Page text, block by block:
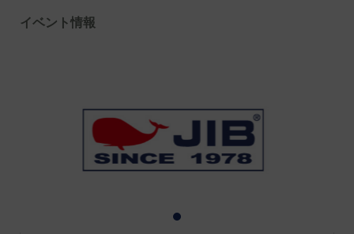
イベント情報
2